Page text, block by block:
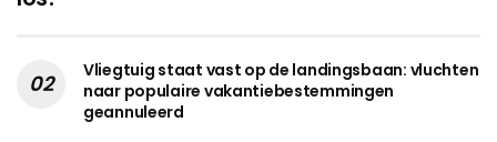
Vliegtuig staat vast op de landingsbaan: vluchten
naar populaire vakantiebestemmingen
geannuleerd